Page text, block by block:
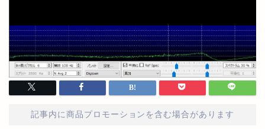
記事内に商品プロモーションを含む場合があります